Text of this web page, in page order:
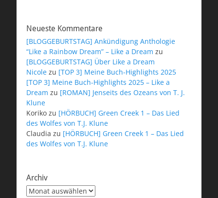
Neueste Kommentare
[BLOGGEBURTSTAG] Ankündigung Anthologie
“Like a Rainbow Dream” – Like a Dream zu
[BLOGGEBURTSTAG] Über Like a Dream
Nicole zu [TOP 3] Meine Buch-Highlights 2025
[TOP 3] Meine Buch-Highlights 2025 – Like a
Dream zu [ROMAN] Jenseits des Ozeans von T. J.
Klune
Koriko zu [HÖRBUCH] Green Creek 1 – Das Lied
des Wolfes von T.J. Klune
Claudia zu [HÖRBUCH] Green Creek 1 – Das Lied
des Wolfes von T.J. Klune
Archiv
Archiv